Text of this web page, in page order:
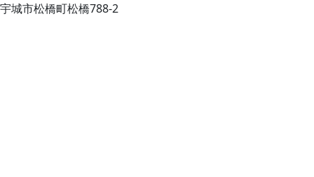
宇城市松橋町松橋788-2